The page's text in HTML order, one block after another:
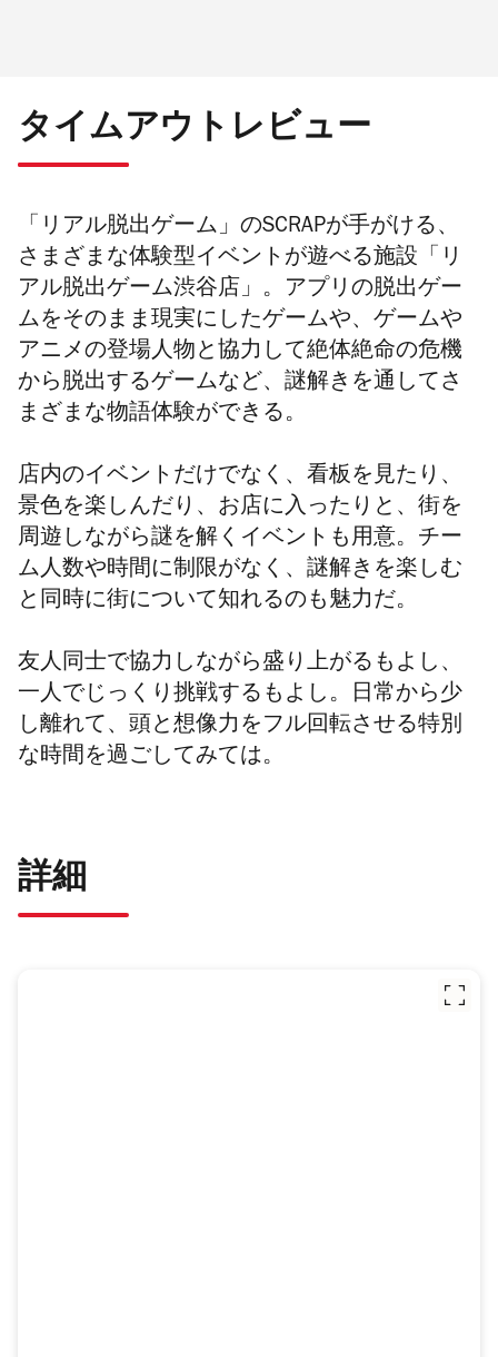
タイムアウトレビュー
「リアル脱出ゲーム」のSCRAPが手がける、
さまざまな体験型イベントが遊べる施設「リ
アル脱出ゲーム渋谷店」。
アプリの脱出ゲー
ムをそのまま現実にしたゲームや、ゲームや
アニメの登場人物と協力して絶体絶命の危機
から脱出するゲームなど、謎解きを通してさ
まざまな物語体験ができる。
店内のイベントだけでなく、看板を見たり、
景色を楽しんだり、お店に入ったりと、街を
周遊しながら謎を解くイベントも用意。チー
ム人数や時間に制限がなく、謎解きを楽しむ
と同時に街について知れるのも魅力だ。
友人同士で協力しながら盛り上がるもよし、
一人でじっくり挑戦するもよし。日常から少
し離れて、頭と想像力をフル回転させる特別
な時間を過ごしてみては。
詳細